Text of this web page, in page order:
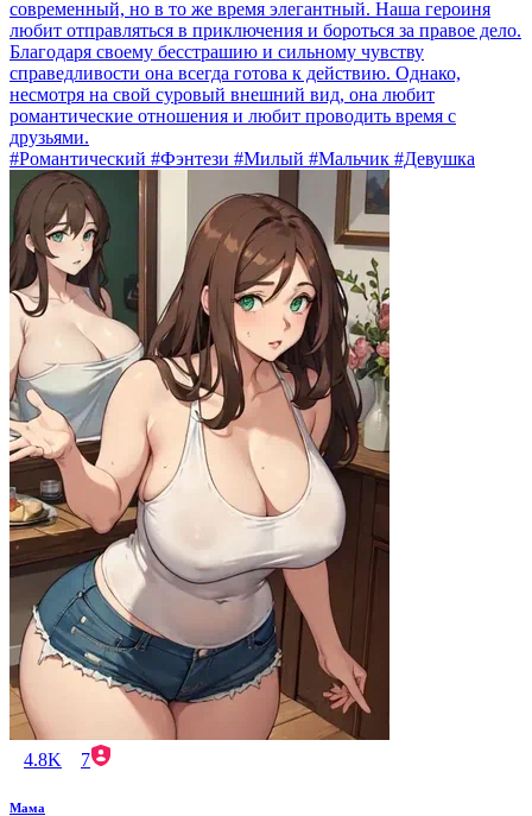
современный, но в то же время элегантный. Наша героиня
любит отправляться в приключения и бороться за правое дело.
Благодаря своему бесстрашию и сильному чувству
справедливости она всегда готова к действию. Однако,
несмотря на свой суровый внешний вид, она любит
романтические отношения и любит проводить время с
друзьями.
#Романтический #Фэнтези #Милый #Мальчик #Девушка
4.8K 7
Мама